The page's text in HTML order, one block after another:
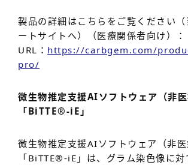
製品の詳細はこちらをご覧ください
ートサイトへ）（医療関係者向け）：
URL： https://carbgem.com/
pro/
微生物推定支援AIソフトウェア（非医
「BiTTE®-iE」
微生物推定支援AIソフトウェア（非医
「BiTTE®-iE」は、グラム染色像に